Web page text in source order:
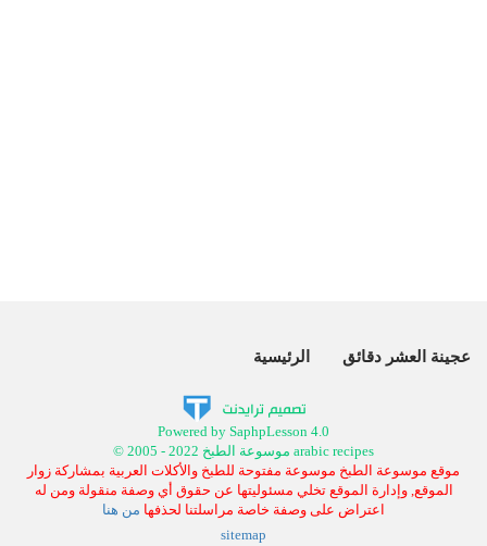
عجينة العشر دقائق الرئيسية
Powered by SaphpLesson 4.0
© 2005 - 2022 موسوعة الطبخ arabic recipes
موقع موسوعة الطبخ موسوعة مفتوحة للطبخ والأكلات العربية بمشاركة زوار
الموقع, وإدارة الموقع تخلي مسئوليتها عن حقوق أي وصفة منقولة ومن له
اعتراض على وصفة خاصة مراسلتنا لحذفها من هنا
sitemap